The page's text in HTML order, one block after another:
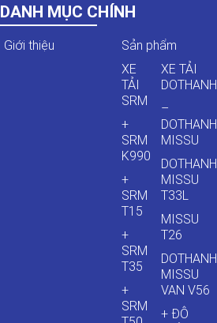
DANH MỤC CHÍNH
Giới thiệu
Sản phẩm
XE
TẢI
SRM
+
SRM
K990
+
SRM
T15
+
SRM
T35
+
SRM
XE TẢI
DOTHANH
–
DOTHANH
MISSU
DOTHANH
MISSU
T33L
MISSU
T26
DOTHANH
MISSU
VAN V56
+ ĐÔ